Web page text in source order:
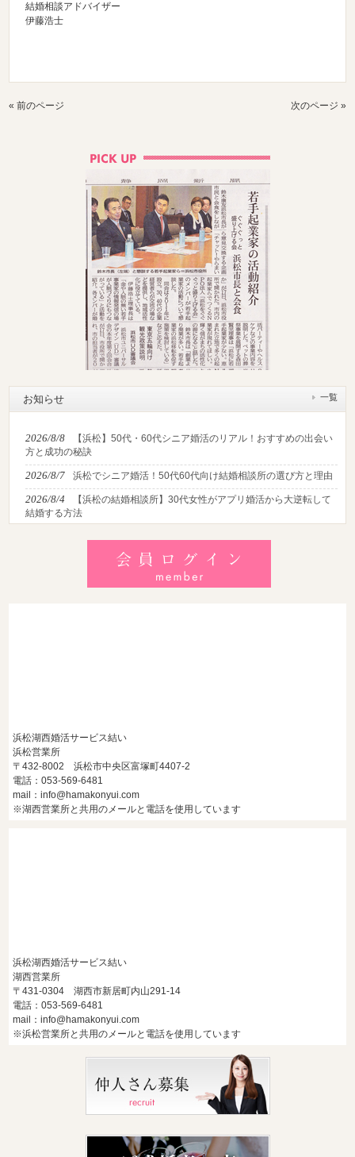
結婚相談アドバイザー
伊藤浩士
« 前のページ 次のページ »
お知らせ 一覧
2026/8/8
【浜松】50代・60代シニア婚活のリアル！おすすめの出会い
方と成功の秘訣
2026/8/7 浜松でシニア婚活！50代60代向け結婚相談所の選び方と理由
2026/8/4
【浜松の結婚相談所】30代女性がアプリ婚活から大逆転して
結婚する方法
しいデートの服装・スポット徹底解説
【浜松】アラフォー男性が婚活で無双する3つの戦略！30代
後半・40代からの大人の成婚術
浜松湖西婚活サービス結い
浜松営業所
〒432-8002 浜松市中央区富塚町4407-2
電話：053-569-6481
mail：info@hamakonyui.com
※湖西営業所と共用のメールと電話を使用しています
浜松湖西婚活サービス結い
湖西営業所
〒431-0304 湖西市新居町内山291-14
電話：053-569-6481
mail：info@hamakonyui.com
※浜松営業所と共用のメールと電話を使用しています